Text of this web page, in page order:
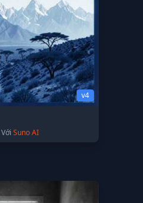
v4
Được tạo bởi حفظ الله Với Suno AI